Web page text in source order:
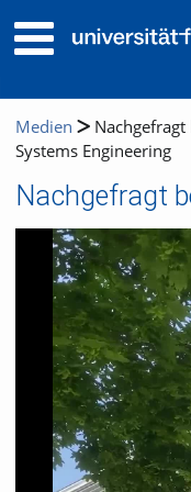
Medien
Systems Engineering